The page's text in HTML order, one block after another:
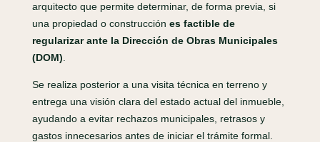
arquitecto que permite determinar, de forma previa, si
una propiedad o construcción es factible de
regularizar ante la Dirección de Obras Municipales
(DOM)
Se realiza posterior a una visita técnica en terreno y
entrega una visión clara del estado actual del inmueble,
ayudando a evitar rechazos municipales, retrasos y
gastos innecesarios antes de iniciar el trámite formal.